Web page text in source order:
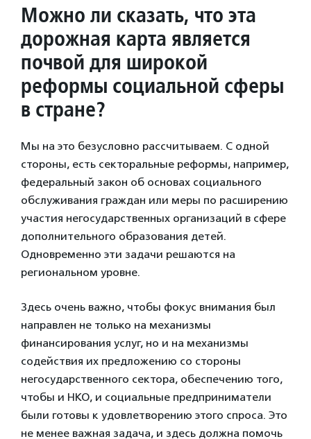
Можно ли сказать, что эта
дорожная карта является
почвой для широкой
реформы социальной сферы
в стране?
Мы на это безусловно рассчитываем. С одной
стороны, есть секторальные реформы, например,
федеральный закон об основах социального
обслуживания граждан или меры по расширению
участия негосударственных организаций в сфере
дополнительного образования детей.
Одновременно эти задачи решаются на
региональном уровне.
Здесь очень важно, чтобы фокус внимания был
направлен не только на механизмы
финансирования услуг, но и на механизмы
содействия их предложению со стороны
негосударственного сектора, обеспечению того,
чтобы и НКО, и социальные предприниматели
были готовы к удовлетворению этого спроса. Это
не менее важная задача, и здесь должна помочь